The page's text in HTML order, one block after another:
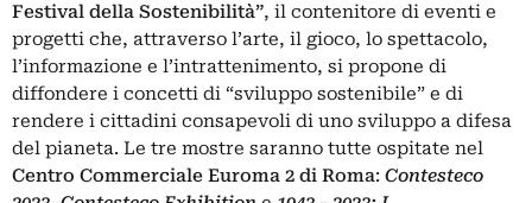
Festival della Sostenibilità”, il contenitore di eventi e
progetti che, attraverso l’arte, il gioco, lo spettacolo,
l’informazione e l’intrattenimento, si propone di
diffondere i concetti di “sviluppo sostenibile” e di
rendere i cittadini consapevoli di uno sviluppo a difesa
del pianeta. Le tre mostre saranno tutte ospitate nel
Centro Commerciale Euroma 2 di Roma: Contesteco